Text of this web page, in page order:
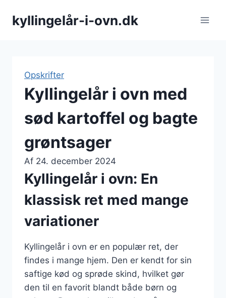
kyllingelår-i-ovn.dk
Opskrifter
Kyllingelår i ovn med
sød kartoffel og bagte
grøntsager
Af 24. december 2024
Kyllingelår i ovn: En
klassisk ret med mange
variationer
Kyllingelår i ovn er en populær ret, der
findes i mange hjem. Den er kendt for sin
saftige kød og sprøde skind, hvilket gør
den til en favorit blandt både børn og